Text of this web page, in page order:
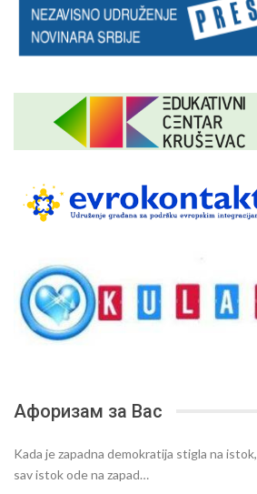
Афоризам за Вас
Kada je zapadna demokratija stigla na istok,
sav istok ode na zapad…